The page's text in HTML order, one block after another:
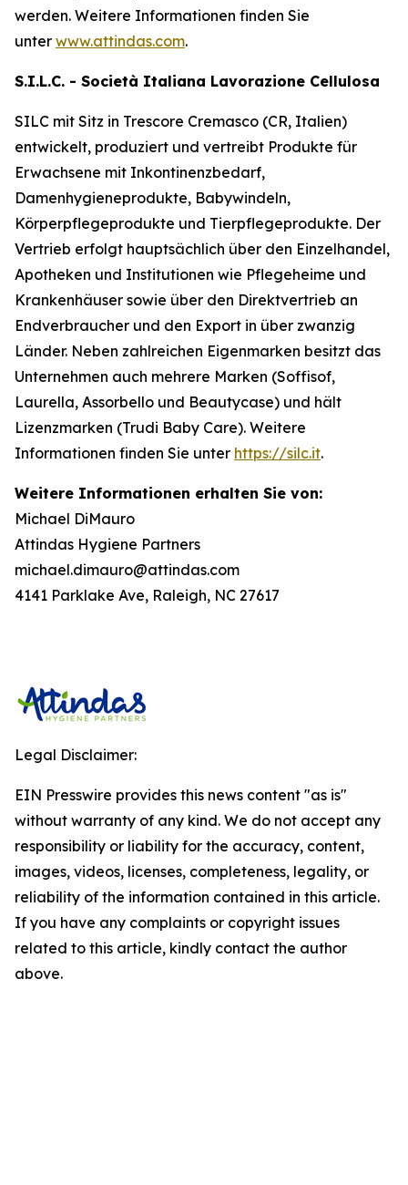
werden. Weitere Informationen finden Sie
unter www.attindas.com.
S.I.L.C. - Società Italiana Lavorazione Cellulosa
SILC mit Sitz in Trescore Cremasco (CR, Italien)
entwickelt, produziert und vertreibt Produkte für
Erwachsene mit Inkontinenzbedarf,
Damenhygieneprodukte, Babywindeln,
Körperpflegeprodukte und Tierpflegeprodukte. Der
Vertrieb erfolgt hauptsächlich über den Einzelhandel,
Apotheken und Institutionen wie Pflegeheime und
Krankenhäuser sowie über den Direktvertrieb an
Endverbraucher und den Export in über zwanzig
Länder. Neben zahlreichen Eigenmarken besitzt das
Unternehmen auch mehrere Marken (Soffisof,
Laurella, Assorbello und Beautycase) und hält
Lizenzmarken (Trudi Baby Care). Weitere
Informationen finden Sie unter https://silc.it.
Weitere Informationen erhalten Sie von:
Michael DiMauro
Attindas Hygiene Partners
michael.dimauro@attindas.com
4141 Parklake Ave, Raleigh, NC 27617
Legal Disclaimer:
EIN Presswire provides this news content "as is"
without warranty of any kind. We do not accept any
responsibility or liability for the accuracy, content,
images, videos, licenses, completeness, legality, or
reliability of the information contained in this article.
If you have any complaints or copyright issues
related to this article, kindly contact the author
above.